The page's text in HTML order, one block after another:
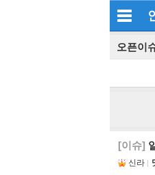
오픈이
[이슈]
신라